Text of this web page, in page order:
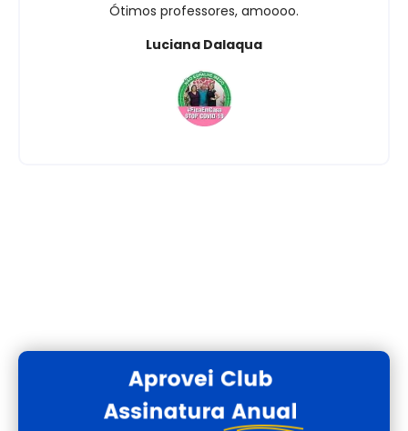
Ótimos professores, amoooo.
Luciana Dalaqua